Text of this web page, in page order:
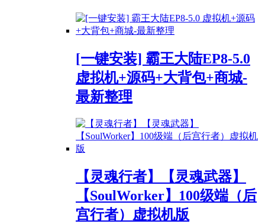
[一键安装] 霸王大陆EP8-5.0
虚拟机+源码+大背包+商城-
最新整理
【灵魂行者】【灵魂武器】
【SoulWorker】100级端（后
宫行者）虚拟机版